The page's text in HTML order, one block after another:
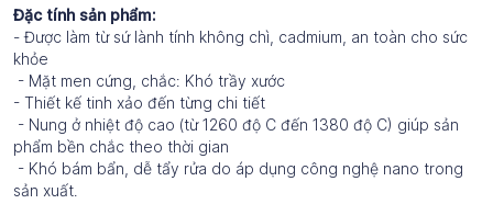
Đặc tính sản phẩm:
- Được làm từ sứ lành tính không chì, cadmium, an toàn cho sức
khỏe
- Mặt men cứng, chắc: Khó trầy xước
- Thiết kế tinh xảo đến từng chi tiết
- Nung ở nhiệt độ cao (từ 1260 độ C đến 1380 độ C) giúp sản
phẩm bền chắc theo thời gian
- Khó bám bẩn, dễ tẩy rửa do áp dụng công nghệ nano trong
sản xuất.